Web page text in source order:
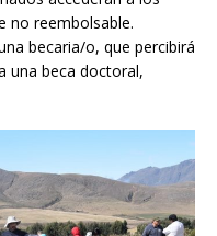
no reembolsable.
becaria/o, que percibirá
una beca doctoral,